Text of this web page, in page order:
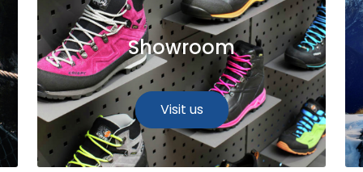
Showroom
Visit us